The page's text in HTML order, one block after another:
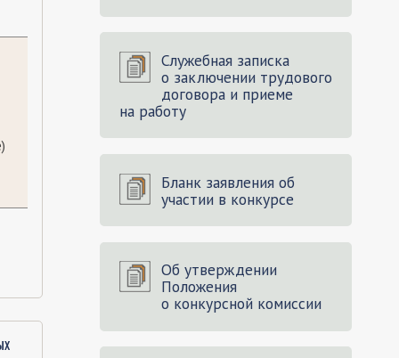
Служебная записка
о заключении трудового
договора и приеме
на работу
Бланк заявления об
участии в конкурсе
Об утверждении
Положения
о конкурсной комиссии